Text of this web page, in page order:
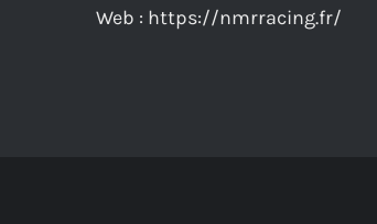
Web : https://nmrracing.fr/